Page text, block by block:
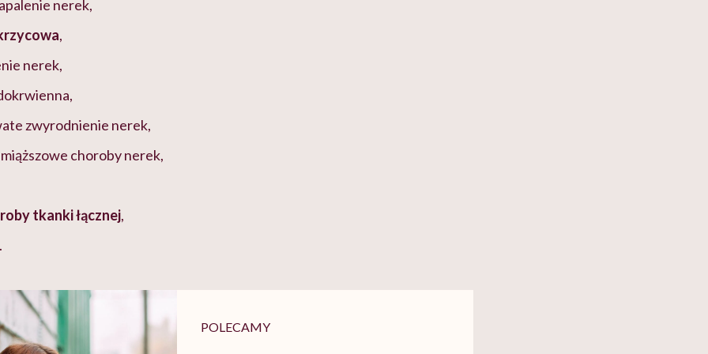
nerek,
,
nerek,
zwyrodnienie nerek,
choroby nerek,
tkanki łącznej,
POLECAMY